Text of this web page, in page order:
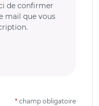
de confirmer
mail que vous
* champ obligatoire